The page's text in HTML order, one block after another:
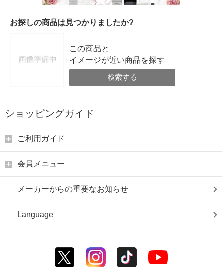
お探しの商品は見つかりましたか?
この商品と
イメージが近い商品を探す
検索する
ショッピングガイド
ご利用ガイド
会員メニュー
メーカーからの重要なお知らせ
Language